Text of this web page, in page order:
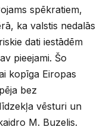
spēkratiem,
ka valstis nedalās
dati iestādēm
pieejami. Šo
kopīga Eiropas
bez
vēsturi un
M. Buzelis.